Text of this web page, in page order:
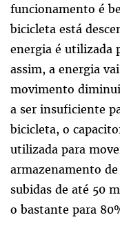
funcionamento é
bicicleta está
energia é utilizada
assim, a energia
movimento diminui
a ser insuficiente
bicicleta, o
utilizada para
armazenamento
subidas de até 50
o bastante para